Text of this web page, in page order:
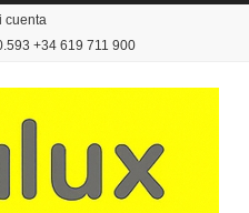
cuenta
+34 619 711 900